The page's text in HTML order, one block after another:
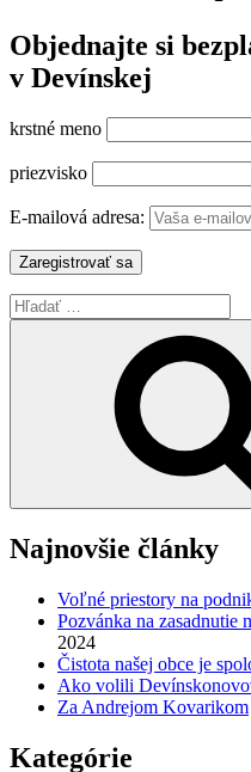
Objednajte si
v Devínskej
krstné meno
priezvisko
E-mailová adresa:
Hľadať:
Najnovšie články
Voľné priestory na
Pozvánka na zasadnutie
2024
Čistota našej obce je
Ako volili
Za Andrejom Kovarikom
Kategórie